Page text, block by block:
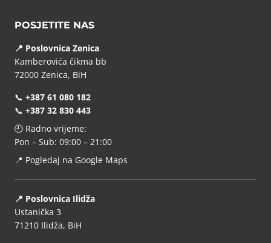
POSJETITE NAS
📍 Poslovnica Zenica
Kamberovića čikma bb
72000 Zenica, BiH
📞 +387 61 080 182
📞 +387 32 830 443
🕘 Radno vrijeme:
Pon – Sub: 09:00 – 21:00
📍 Pogledaj na Google Maps
📍 Poslovnica Ilidža
Ustanička 3
71210 Ilidža, BiH